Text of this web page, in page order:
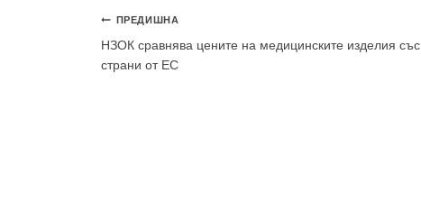
Навигация
ПРЕДИШНА
НЗОК сравнява цените на медицинските изделия със
страни от ЕС